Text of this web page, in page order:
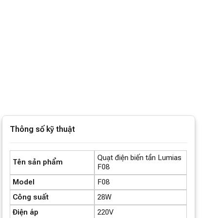
Thông số kỹ thuật
Tên sản phẩm
Quạt điện biến tần Lumias
F08
Model
F08
Công suất
28W
Điện áp
220V